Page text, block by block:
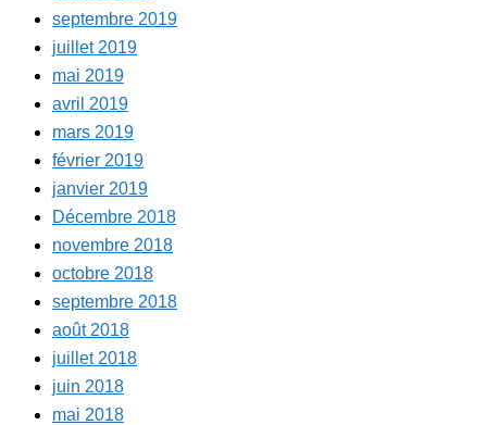
septembre 2019
juillet 2019
mai 2019
avril 2019
mars 2019
février 2019
janvier 2019
Décembre 2018
novembre 2018
octobre 2018
septembre 2018
août 2018
juillet 2018
juin 2018
mai 2018